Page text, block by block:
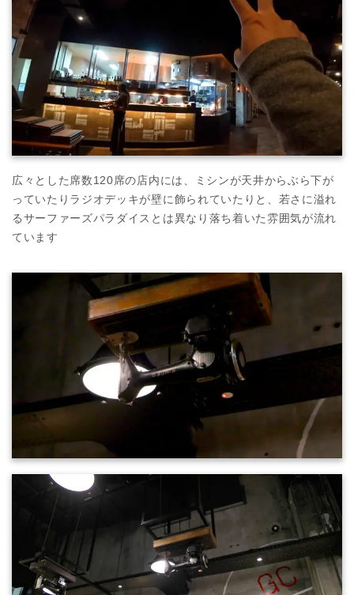
広々とした席数120席の店内には、ミシンが天井からぶら下が
っていたりラジオデッキが壁に飾られていたりと、若さに溢れ
るサーファーズパラダイスとは異なり落ち着いた雰囲気が流れ
ています